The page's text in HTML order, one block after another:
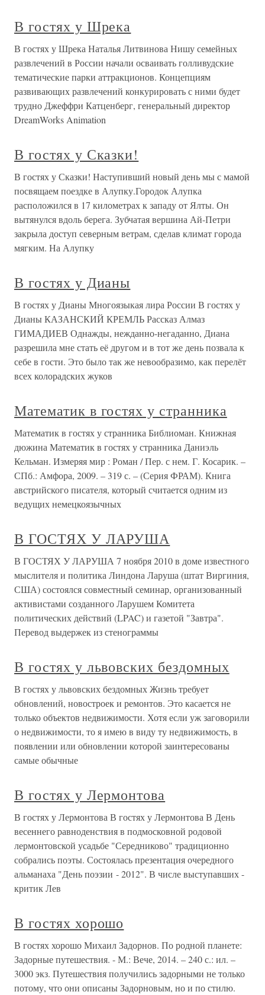
В гостях у Шрека
В гостях у Шрека Наталья Литвинова Нишу семейных
развлечений в России начали осваивать голливудские
тематические парки аттракционов. Концепциям
развивающих развлечений конкурировать с ними будет
трудно Джеффри Катценберг, генеральный директор
DreamWorks Animation
В гостях у Сказки!
В гостях у Сказки! Наступивший новый день мы с мамой
посвящаем поездке в Алупку.Городок Алупка
расположился в 17 километрах к западу от Ялты. Он
вытянулся вдоль берега. Зубчатая вершина Ай-Петри
закрыла доступ северным ветрам, сделав климат города
мягким. На Алупку
В гостях у Дианы
В гостях у Дианы Многоязыкая лира России В гостях у
Дианы КАЗАНСКИЙ КРЕМЛЬ Рассказ Алмаз
ГИМАДИЕВ Однажды, нежданно-негаданно, Диана
разрешила мне стать её другом и в тот же день позвала к
себе в гости. Это было так же невообразимо, как перелёт
всех колорадских жуков
Математик в гостях у странника
Математик в гостях у странника Библиоман. Книжная
дюжина Математик в гостях у странника Даниэль
Кельман. Измеряя мир : Роман / Пер. с нем. Г. Косарик. –
СПб.: Амфора, 2009. – 319 с. – (Серия ФРАМ). Книга
австрийского писателя, который считается одним из
ведущих немецкоязычных
В ГОСТЯХ У ЛАРУША
В ГОСТЯХ У ЛАРУША 7 ноября 2010 в доме известного
мыслителя и политика Линдона Ларуша (штат Виргиния,
США) состоялся совместный семинар, организованный
активистами созданного Ларушем Комитета
политических действий (LPAC) и газетой "Завтра".
Перевод выдержек из стенограммы
В гостях у львовских бездомных
В гостях у львовских бездомных Жизнь требует
обновлений, новостроек и ремонтов. Это касается не
только объектов недвижимости. Хотя если уж заговорили
о недвижимости, то я имею в виду ту недвижимость, в
появлении или обновлении которой заинтересованы
самые обычные
В гостях у Лермонтова
В гостях у Лермонтова В гостях у Лермонтова В День
весеннего равноденствия в подмосковной родовой
лермонтовской усадьбе "Середниково" традиционно
собрались поэты. Состоялась презентация очередного
альманаха "День поэзии - 2012". В числе выступавших -
критик Лев
В гостях хорошо
В гостях хорошо Михаил Задорнов. По родной планете:
Задорные путешествия. - М.: Вече, 2014. – 240 с.: ил. –
3000 экз. Путешествия получились задорными не только
потому, что они описаны Задорновым, но и по стилю.